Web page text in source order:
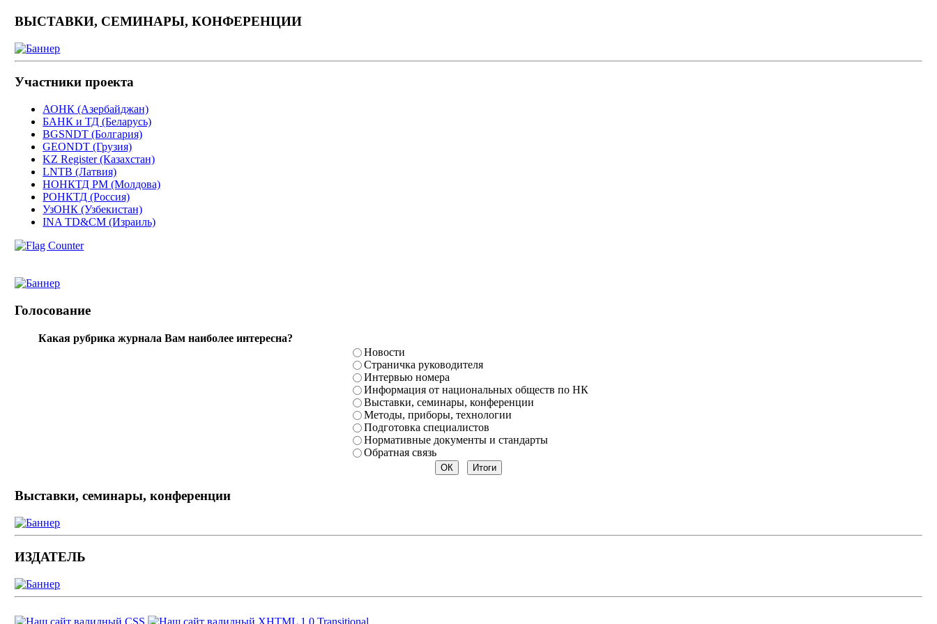
ВЫСТАВКИ, СЕМИНАРЫ, КОНФЕРЕНЦИИ
Участники проекта
АОНК (Азербайджан)
БАНК и ТД (Беларусь)
BGSNDT (Болгария)
GEONDT (Грузия)
KZ Register (Казахстан)
LNTB (Латвия)
НОНКТД РМ (Молдова)
РОНКТД (Россия)
УзОНК (Узбекистан)
INA TD&CM (Израиль)
Голосование
Какая рубрика журнала Вам наиболее интересна?
Новости
Страничка руководителя
Интервью номера
Информация от национальных обществ по НК
Выставки, семинары, конференции
Методы, приборы, технологии
Подготовка специалистов
Нормативные документы и стандарты
Обратная связь
Выставки, семинары, конференции
ИЗДАТЕЛЬ